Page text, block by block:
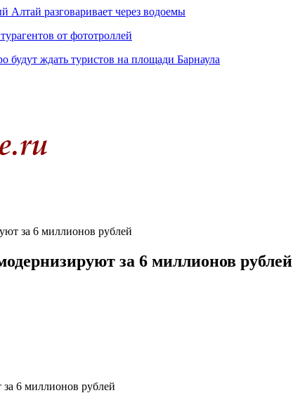
Алтай разговаривает через водоемы
от фототроллей
будут ждать туристов на площади Барнаула
за 6 миллионов рублей
за 6 миллионов рублей